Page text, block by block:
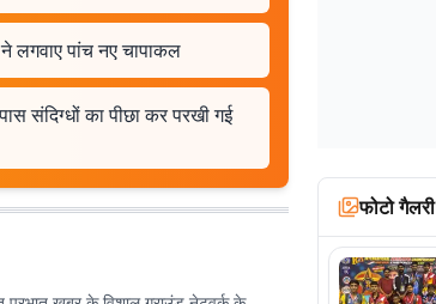
लगवाए पांच नए चापाकल
संदिग्धों का पीछा कर परखी गई
फोटो गैलरी